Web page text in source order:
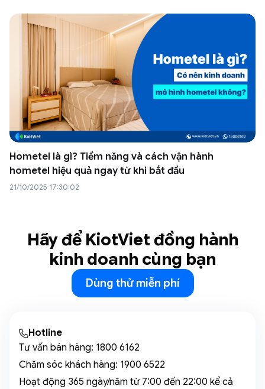
Hometel là gì? Tiềm năng và cách vận hành
hometel hiệu quả ngay từ khi bắt đầu
21/10/2025 17:30:02
Hãy để KiotViet đồng hành
kinh doanh cùng bạn
Dùng thử miễn phí
Hotline
Tư vấn bán hàng: 1800 6162
Chăm sóc khách hàng: 1900 6522
Hoạt động 365 ngày/năm từ 7:00 đến 22:00 kể cả